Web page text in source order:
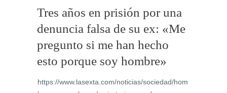
Tres años en prisión por una
denuncia falsa de su ex: «Me
pregunto si me han hecho
esto porque soy hombre»
https://www.lasexta.com/noticias/sociedad/hom